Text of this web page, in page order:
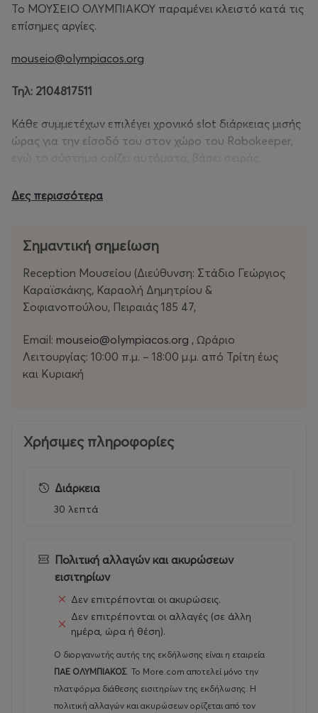
Το ΜΟΥΣΕΙΟ ΟΛΥΜΠΙΑΚΟΥ παραμένει κλειστό κατά τις
επίσημες αργίες.
mouseio@olympiacos.org
Τηλ: 2104817511
Κάθε συμμετέχων επιλέγει χρονικό slot διάρκειας μισής
ώρας για την είσοδό του στον χώρο του Robokeeper,
ενώ το σύστημα ορίζει αυτόματα, βάσει σειράς
οποίοαναγράφεται
ΤΙΜΕΣ
Robokeeper: 7 €
Δες περισσότερα
Σημαντική σημείωση
Reception Μουσείου (Διεύθυνση: Στάδιο Γεώργιος
Καραϊσκάκης, Καραολή Δημητρίου &
Σοφιανοπούλου, Πειραιάς 185 47,
Email: mouseio@olympiacos.org , Ωράριο
Λειτουργίας: 10:00 π.μ. – 18:00 μ.μ. από Τρίτη έως
και Κυριακή
Χρήσιμες πληροφορίες
Διάρκεια
30 λεπτά
Πολιτική αλλαγών και ακυρώσεων
εισιτηρίων
Δεν επιτρέπονται οι ακυρώσεις.
Δεν επιτρέπονται οι αλλαγές (σε άλλη
ημέρα, ώρα ή θέση).
Ο διοργανωτής αυτής της εκδήλωσης είναι η εταιρεία
ΠΑΕ ΟΛΥΜΠΙΑΚΟΣ. Το More.com αποτελεί μόνο την
πλατφόρμα διάθεσης εισιτηρίων της εκδήλωσης. Η
πολιτική αλλαγών και ακυρώσεων ορίζεται από τον